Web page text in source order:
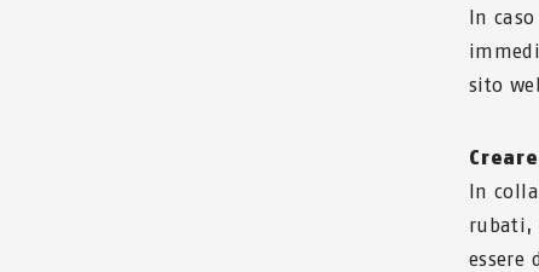
In
sito
In
rubati,
essere